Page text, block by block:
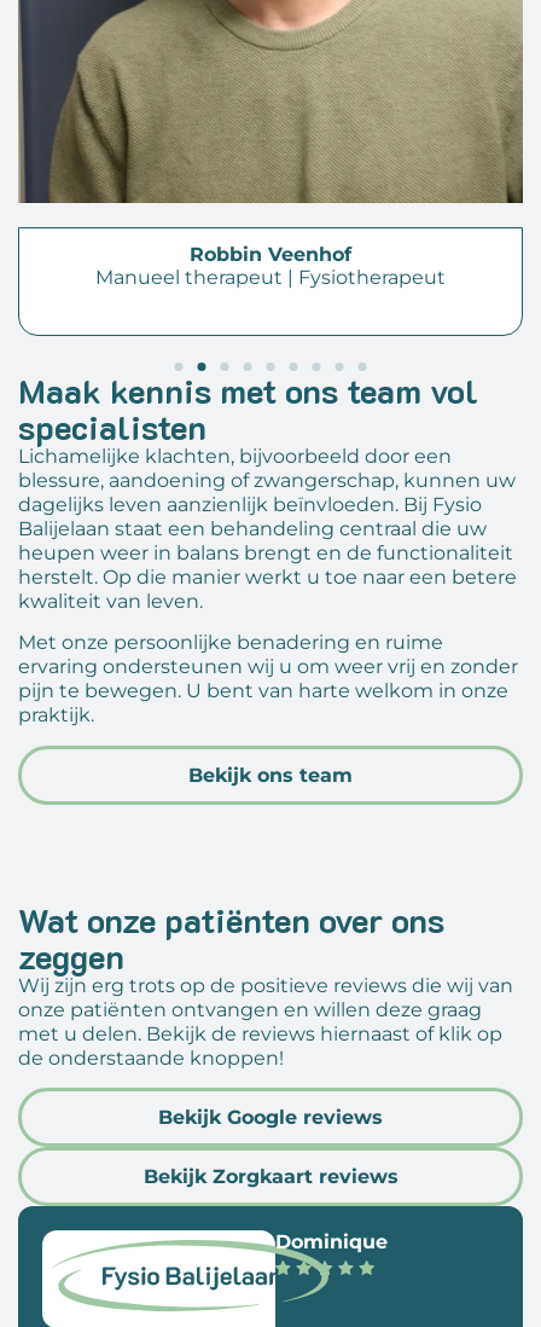
Maak kennis met ons team vol
specialisten
Lichamelijke klachten, bijvoorbeeld door een
blessure, aandoening of zwangerschap, kunnen uw
dagelijks leven aanzienlijk beïnvloeden. Bij Fysio
Balijelaan staat een behandeling centraal die uw
heupen weer in balans brengt en de functionaliteit
herstelt. Op die manier werkt u toe naar een betere
kwaliteit van leven.
Met onze persoonlijke benadering en ruime
ervaring ondersteunen wij u om weer vrij en zonder
pijn te bewegen. U bent van harte welkom in onze
praktijk.
Bekijk ons team
Robbin Veenhof
Manueel therapeut | Fysiotherapeut
Dominique
Wat onze patiënten over ons
zeggen
Wij zijn erg trots op de positieve reviews die wij van
onze patiënten ontvangen en willen deze graag
met u delen. Bekijk de reviews hiernaast of klik op
de onderstaande knoppen!
Bekijk Google reviews
Bekijk Zorgkaart reviews